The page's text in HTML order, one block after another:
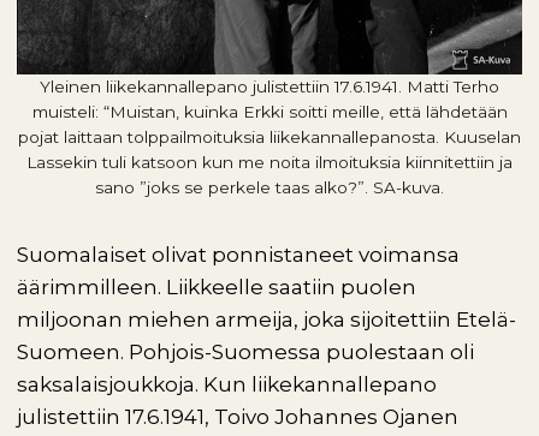
Yleinen liikekannallepano julistettiin 17.6.1941. Matti Terho
muisteli: “Muistan, kuinka Erkki soitti meille, että lähdetään
pojat laittaan tolppailmoituksia liikekannallepanosta. Kuuselan
Lassekin tuli katsoon kun me noita ilmoituksia kiinnitettiin ja
sano ”joks se perkele taas alko?”. SA-kuva.
Suomalaiset olivat ponnistaneet voimansa
äärimmilleen. Liikkeelle saatiin puolen
miljoonan miehen armeija, joka sijoitettiin Etelä-
Suomeen. Pohjois-Suomessa puolestaan oli
saksalaisjoukkoja. Kun liikekannallepano
julistettiin 17.6.1941, Toivo Johannes Ojanen